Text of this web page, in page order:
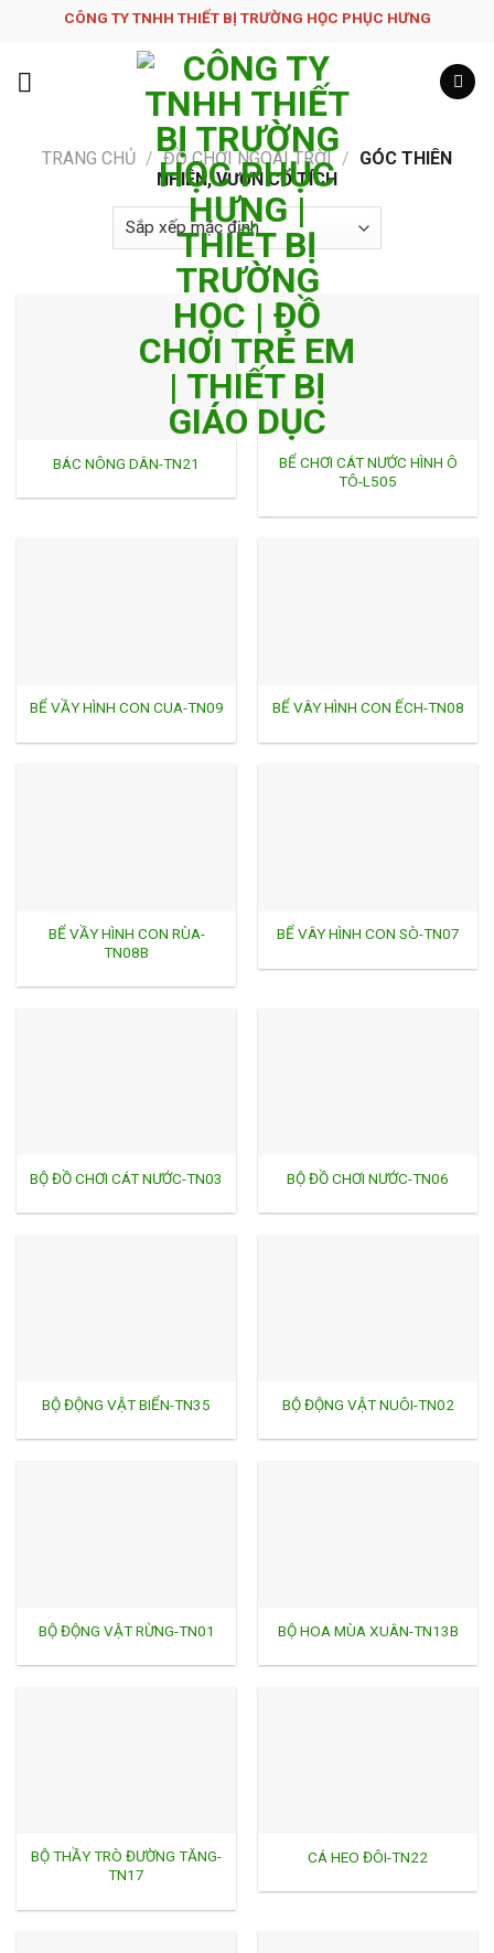
content
CÔNG TY TNHH THIẾT BỊ TRƯỜNG HỌC PHỤC H­ƯNG
TRANG CHỦ / ĐỒ CHƠI NGOÀI TRỜI / GÓC THIÊN
NHIÊN, VƯỜN CỔ TÍCH
BÁC NÔNG DÂN-TN21
BỂ CHƠI CÁT NƯỚC HÌNH Ô
TÔ-L505
BỂ VẦY HÌNH CON CUA-TN09 BỂ VÂY HÌNH CON ẾCH-TN08
BỂ VẦY HÌNH CON RÙA-
TN08B
BỂ VÂY HÌNH CON SÒ-TN07
BỘ ĐỒ CHƠI CÁT NƯỚC-TN03 BỘ ĐỒ CHƠI NƯỚC-TN06
BỘ ĐỘNG VẬT BIỂN-TN35 BỘ ĐỘNG VẬT NUÔI-TN02
BỘ ĐỘNG VẬT RỪNG-TN01 BỘ HOA MÙA XUÂN-TN13B
BỘ THẦY TRÒ ĐƯỜNG TĂNG-
TN17
CÁ HEO ĐÔI-TN22